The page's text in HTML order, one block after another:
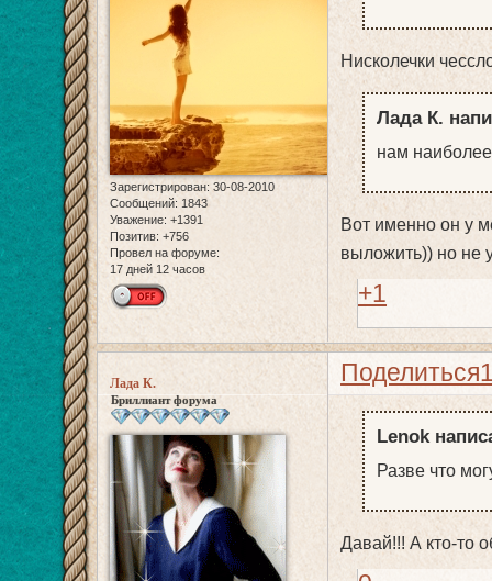
Зарегистрирован: 30-08-2010
Сообщений: 1843
Уважение: +1391
Позитив: +756
Провел на форуме:
17 дней 12 часов
Нисколечки
Лада К.
нам
Вот именно он у
выложить)) но не
+1
Поделиться
Лада К.
Бриллиант форума
Lenok
Разве что
Давай!!! А кто-то